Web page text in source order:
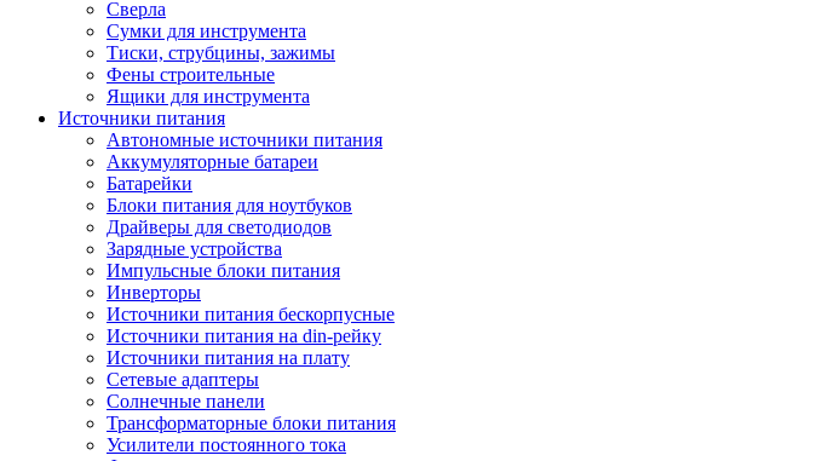
Сверла
Сумки для инструмента
Тиски, струбцины, зажимы
Фены строительные
Ящики для инструмента
Источники питания
Автономные источники питания
Аккумуляторные батареи
Батарейки
Блоки питания для ноутбуков
Драйверы для светодиодов
Зарядные устройства
Импульсные блоки питания
Инверторы
Источники питания бескорпусные
Источники питания на din-рейку
Источники питания на плату
Сетевые адаптеры
Солнечные панели
Трансформаторные блоки питания
Усилители постоянного тока